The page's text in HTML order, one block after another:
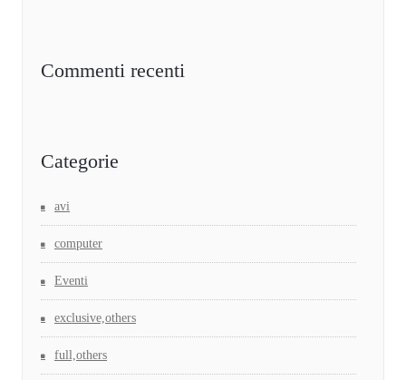
Commenti recenti
Categorie
avi
computer
Eventi
exclusive,others
full,others